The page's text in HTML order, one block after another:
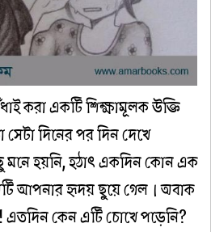
করা একটি শিক্ষামূলক উক্তি
দিনের পর দিন দেখে
হয়নি, হঠাৎ একদিন কোন এক
আপনার হৃদয় ছুয়ে গেল। অবাক
এতদিন কেন এটি চোখে পড়েনি?